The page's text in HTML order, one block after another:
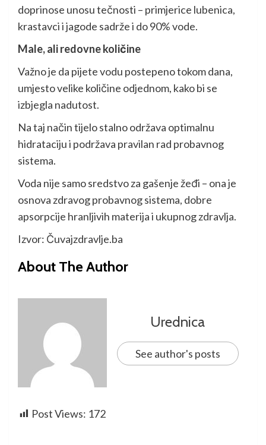
doprinose unosu tečnosti – primjerice lubenica,
krastavci i jagode sadrže i do 90% vode.
Male, ali redovne količine
Važno je da pijete vodu postepeno tokom dana,
umjesto velike količine odjednom, kako bi se
izbjegla nadutost.
Na taj način tijelo stalno održava optimalnu
hidrataciju i podržava pravilan rad probavnog
sistema.
Voda nije samo sredstvo za gašenje žeđi – ona je
osnova zdravog probavnog sistema, dobre
apsorpcije hranljivih materija i ukupnog zdravlja.
Izvor: Čuvajzdravlje.ba
About The Author
Urednica
See author's posts
Post Views: 172